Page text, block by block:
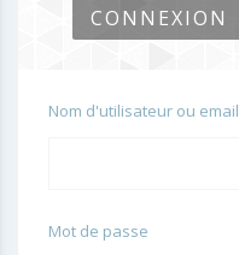
CONNEXION
Nom d'utilisateur ou email
Mot de passe